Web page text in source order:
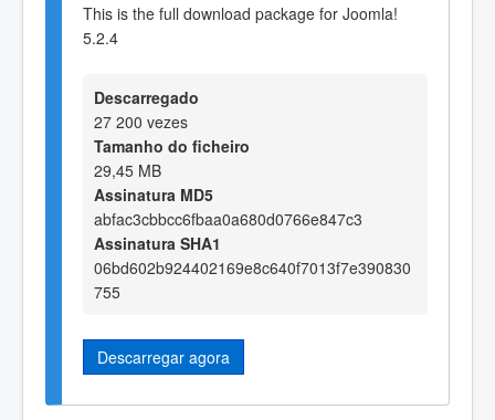
This is the full download package for Joomla!
5.2.4
Descarregado
27 200 vezes
Tamanho do ficheiro
29,45 MB
Assinatura MD5
abfac3cbbcc6fbaa0a680d0766e847c3
Assinatura SHA1
06bd602b924402169e8c640f7013f7e390830
755
Descarregar agora